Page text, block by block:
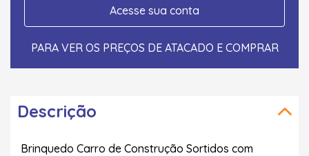
Acesse sua conta
PARA VER OS PREÇOS DE ATACADO E COMPRAR
Descrição
Brinquedo Carro de Construção Sortidos com